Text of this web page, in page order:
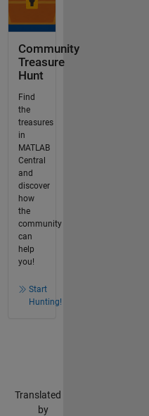
Community
Treasure
Hunt
Find
the
treasures
in
MATLAB
Central
and
discover
how
the
community
can
help
you!
Start
Hunting!
Translated
by